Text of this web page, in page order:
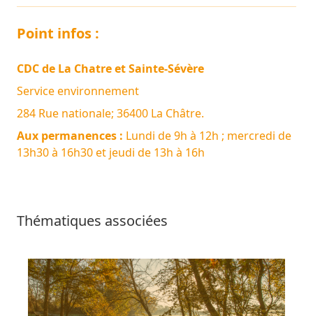
Point infos :
CDC de La Chatre et Sainte-Sévère
Service environnement
284 Rue nationale; 36400 La Châtre.
Aux permanences : Lundi de 9h à 12h ; mercredi de
13h30 à 16h30 et jeudi de 13h à 16h
Thématiques associées